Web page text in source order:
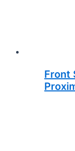
Front